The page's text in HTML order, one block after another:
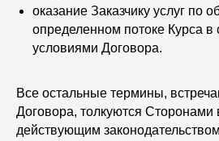
оказание Заказчику услуг по
определенном потоке Курса в
условиями Договора.
Все остальные термины,
Договора, толкуются Сторонами
действующим